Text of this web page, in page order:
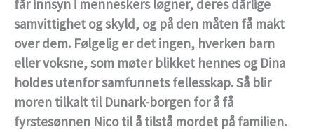
får innsyn i menneskers løgner, deres dårlige
samvittighet og skyld, og på den måten få makt
over dem. Følgelig er det ingen, hverken barn
eller voksne, som møter blikket hennes og Dina
holdes utenfor samfunnets fellesskap. Så blir
moren tilkalt til Dunark-borgen for å få
fyrstesønnen Nico til å tilstå mordet på familien.